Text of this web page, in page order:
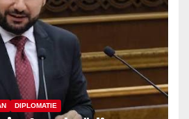
DIPLOMATIE